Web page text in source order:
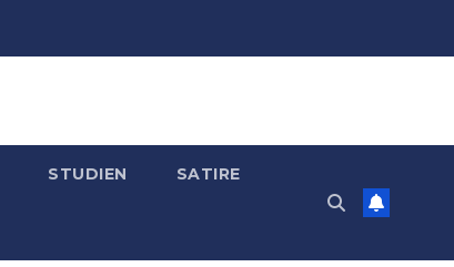
STUDIEN SATIRE